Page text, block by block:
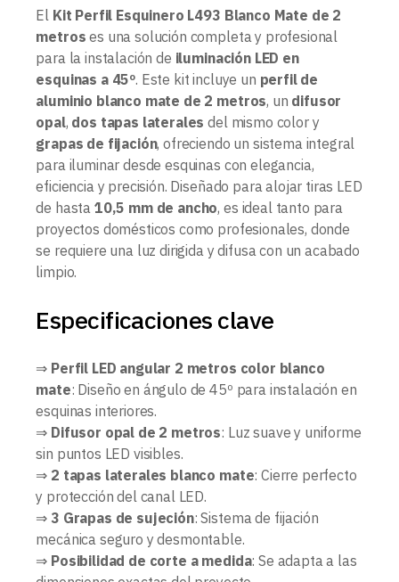
El Kit Perfil Esquinero L493 Blanco Mate de 2
metros es una solución completa y profesional
para la instalación de iluminación LED en
esquinas a 45º. Este kit incluye un perfil de
aluminio blanco mate de 2 metros, un difusor
opal, dos tapas laterales del mismo color y
grapas de fijación, ofreciendo un sistema integral
para iluminar desde esquinas con elegancia,
eficiencia y precisión. Diseñado para alojar tiras LED
de hasta 10,5 mm de ancho, es ideal tanto para
proyectos domésticos como profesionales, donde
se requiere una luz dirigida y difusa con un acabado
limpio.
Especificaciones clave
⇒ Perfil LED angular 2 metros color blanco
mate: Diseño en ángulo de 45º para instalación en
esquinas interiores.
⇒ Difusor opal de 2 metros: Luz suave y uniforme
sin puntos LED visibles.
⇒ 2 tapas laterales blanco mate: Cierre perfecto
y protección del canal LED.
⇒ 3 Grapas de sujeción: Sistema de fijación
mecánica seguro y desmontable.
⇒ Posibilidad de corte a medida: Se adapta a las